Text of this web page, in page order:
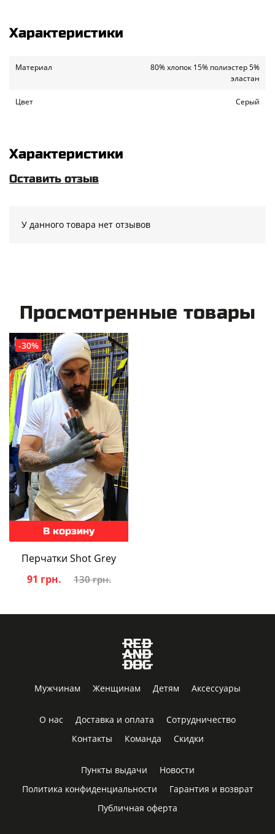
Характеристики
Материал
80% хлопок 15% полиэстер 5%
эластан
Цвет Серый
Характеристики
Оставить отзыв
У данного товара нет отзывов
Просмотренные товары
-30%
В корзину
Перчатки Shot Grey
91 грн.
130 грн.
Мужчинам Женщинам Детям Аксессуары
О нас Доставка и оплата
Сотрудничество
Контакты
Команда Скидки
Пункты выдачи
Новости
Политика конфиденциальности
Гарантия и возврат
Публичная оферта